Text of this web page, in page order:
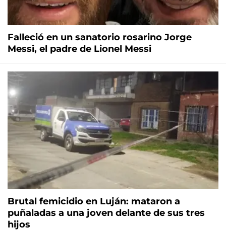
Falleció en un sanatorio rosarino Jorge
Messi, el padre de Lionel Messi
Brutal femicidio en Luján: mataron a
puñaladas a una joven delante de sus tres
hijos